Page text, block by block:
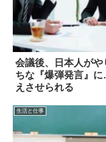
会議後、日本人がや
ちな『爆弾発言』
えさせられる
生活と仕事